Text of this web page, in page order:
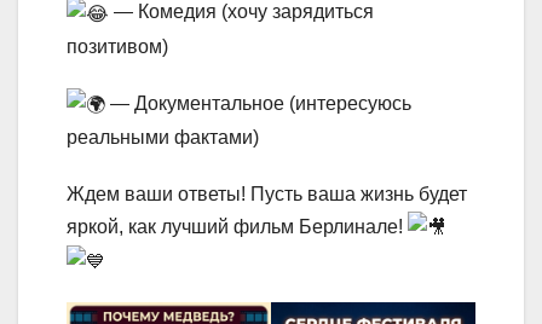
— Комедия (хочу зарядиться
позитивом)
— Документальное (интересуюсь
реальными фактами)
Ждем ваши ответы! Пусть ваша жизнь будет
яркой, как лучший фильм Берлинале!